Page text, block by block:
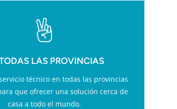
LAS PROVINCIAS
técnico en todas las provincias
que ofrecer una solución cerca de
casa a todo el mundo.